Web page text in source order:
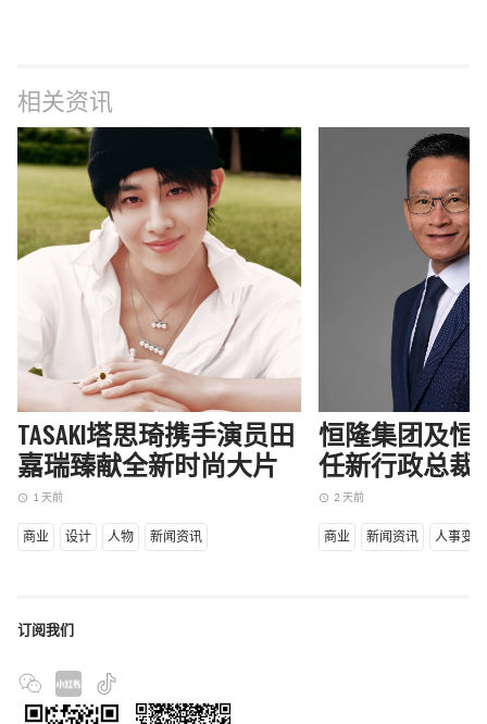
相关资讯
TASAKI塔思琦携手演员田
嘉瑞臻献全新时尚大片
access_time 1 天前
商业 设计 人物 新闻资讯
恒隆集团及恒
任新行政总裁
access_time 2 天前
商业 新闻资讯 人事变动
订阅我们